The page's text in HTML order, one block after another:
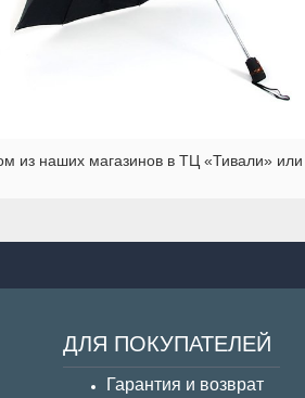
из наших магазинов в ТЦ «Тивали»
ДЛЯ ПОКУПАТЕЛЕЙ
Гарантия и возврат